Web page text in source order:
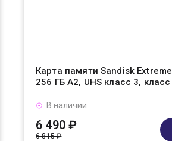
Карта памяти Sandisk
256 ГБ A2, UHS класс 3,
В наличии
6 490 ₽
6 815 ₽